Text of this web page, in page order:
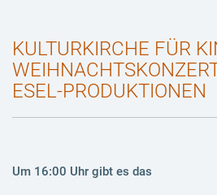
KULTURKIRCHE FÜR
ESEL-PRODUKTIONEN
Um 16:00 Uhr gibt es das